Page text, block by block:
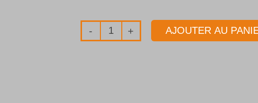
quantité
AJOUTER AU